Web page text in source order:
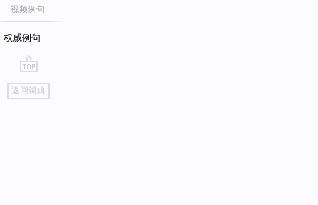
视频例句
权威例句
go
top
返回词典